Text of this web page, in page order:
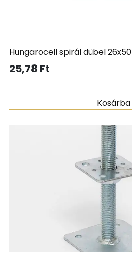
Hungarocell spirál dübel 26x50
25,78 Ft
Kosárba